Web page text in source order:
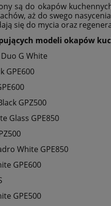
są do okapów
aż do swego
się do mycia oraz
modeli okapów
G White
GPE600
GPZ500
Glass GPE850
White GPE850
GPE600
GPE500